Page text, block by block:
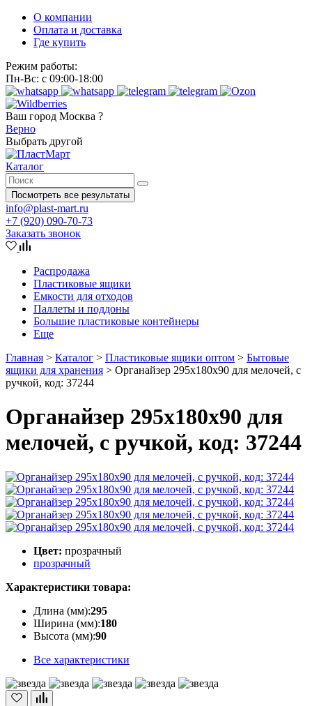
О компании
Оплата и доставка
Где купить
Режим работы:
Пн-Вс: с 09:00-18:00
Ваш город Москва ?
Верно
Выбрать другой
Каталог
Посмотреть все результаты
info@plast-mart.ru
+7 (920) 090-70-73
Заказать звонок
Распродажа
Пластиковые ящики
Емкости для отходов
Паллеты и поддоны
Большие пластиковые контейнеры
Еще
Главная > Каталог > Пластиковые ящики оптом > Бытовые
ящики для хранения > Органайзер 295х180х90 для мелочей, с
ручкой, код: 37244
Органайзер 295х180х90 для
мелочей, с ручкой, код: 37244
Цвет: прозрачный
прозрачный
Характеристики товара:
Длина (мм):295
Ширина (мм):180
Высота (мм):90
Все характеристики